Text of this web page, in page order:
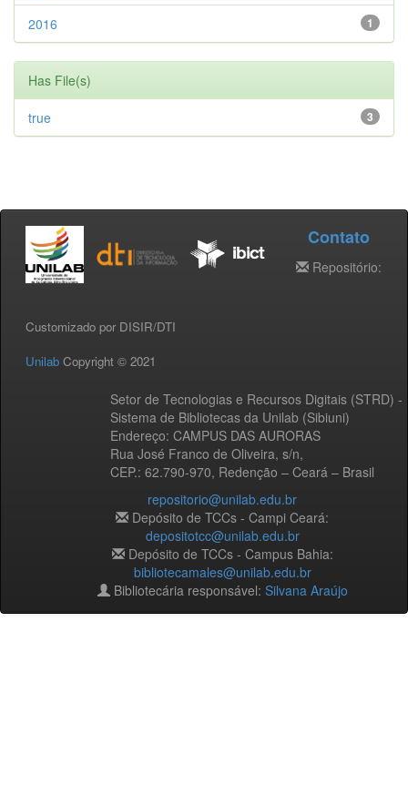
1
2016
Has File(s)
3
true
Customizado por DISIR/DTI
Unilab Copyright © 2021
Setor de Tecnologias e Recursos Digitais (STRD) -
Sistema de Bibliotecas da Unilab (Sibiuni)
Endereço: CAMPUS DAS AURORAS
Rua José Franco de Oliveira, s/n,
CEP.: 62.790-970, Redenção – Ceará – Brasil
Contato
Repositório:
repositorio@unilab.edu.br
Depósito de TCCs - Campi Ceará:
depositotcc@unilab.edu.br
Depósito de TCCs - Campus Bahia:
bibliotecamales@unilab.edu.br
Bibliotecária responsável: Silvana Araújo